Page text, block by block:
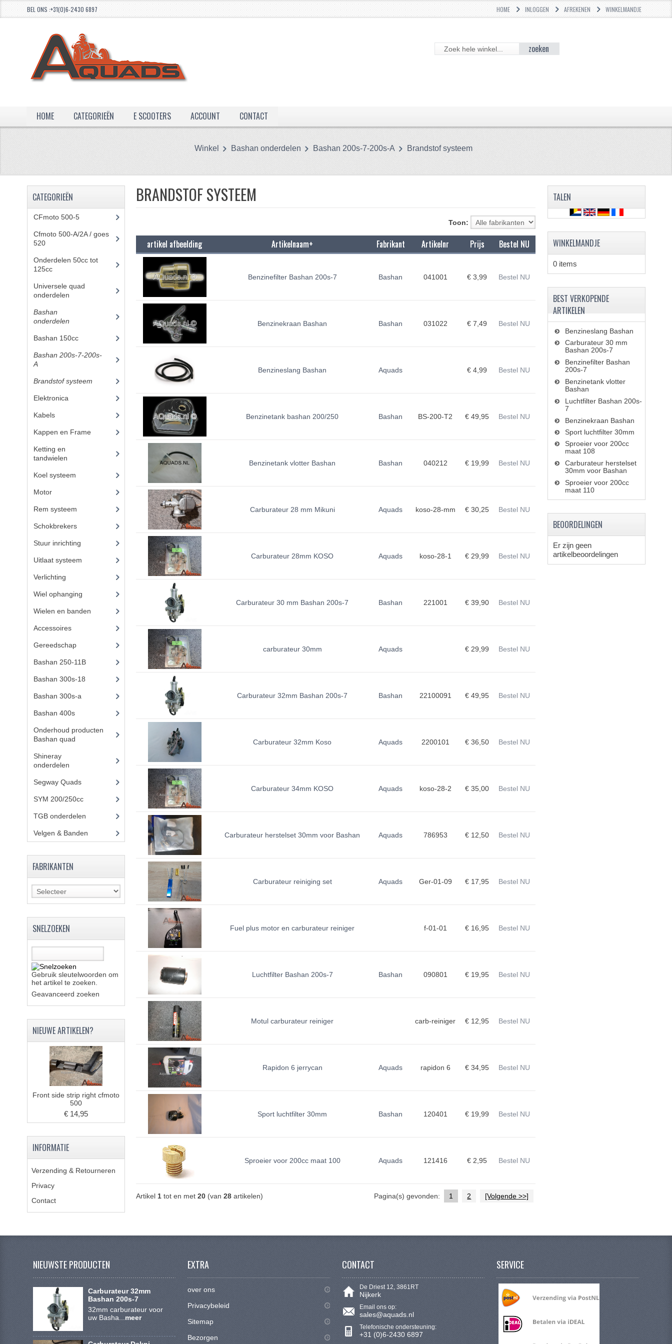
BEL ONS :+31(0)6-2430 6897 HOME INLOGGEN AFREKENEN WINKELMANDJE
zoeken
HOME CATEGORIEËN E SCOOTERS ACCOUNT CONTACT
Winkel Bashan onderdelen Bashan 200s-7-200s-A Brandstof systeem
BRANDSTOF SYSTEEM
Toon:
artikel afbeelding Artikelnaam+ Fabrikant Artikelnr Prijs Bestel NU
Benzinefilter Bashan 200s-7 Bashan 041001 € 3,99 Bestel NU
Benzinekraan Bashan Bashan 031022 € 7,49 Bestel NU
Benzineslang Bashan Aquads € 4,99 Bestel NU
Benzinetank bashan 200/250 Bashan BS-200-T2 € 49,95 Bestel NU
Benzinetank vlotter Bashan Bashan 040212 € 19,99 Bestel NU
Carburateur 28 mm Mikuni Aquads koso-28-mm € 30,25 Bestel NU
Carburateur 28mm KOSO Aquads koso-28-1 € 29,99 Bestel NU
Carburateur 30 mm Bashan 200s-7 Bashan 221001 € 39,90 Bestel NU
carburateur 30mm Aquads € 29,99 Bestel NU
Carburateur 32mm Bashan 200s-7 Bashan 22100091 € 49,95 Bestel NU
Carburateur 32mm Koso Aquads 2200101 € 36,50 Bestel NU
Carburateur 34mm KOSO Aquads koso-28-2 € 35,00 Bestel NU
Carburateur herstelset 30mm voor Bashan Aquads 786953 € 12,50 Bestel NU
Carburateur reiniging set Aquads Ger-01-09 € 17,95 Bestel NU
Fuel plus motor en carburateur reiniger f-01-01 € 16,95 Bestel NU
Luchtfilter Bashan 200s-7 Bashan 090801 € 19,95 Bestel NU
Motul carburateur reiniger carb-reiniger € 12,95 Bestel NU
Rapidon 6 jerrycan Aquads rapidon 6 € 34,95 Bestel NU
Sport luchtfilter 30mm Bashan 120401 € 19,99 Bestel NU
Sproeier voor 200cc maat 100 Aquads 121416 € 2,95 Bestel NU
Pagina(s) gevonden: 1 2 [Volgende >>]
Artikel 1tot en met 20(van 28artikelen)
CATEGORIEËN
CFmoto 500-5(5)
Cfmoto 500-A/2A / goes
520(347)
Onderdelen 50cc tot
125cc(49)
Universele quad
onderdelen
Bashan
onderdelen
Bashan 150cc(36)
Bashan 200s-7-200s-
A(481)
Brandstof systeem
Elektronica
Kabels(8)
Kappen en Frame
Ketting en
tandwielen
Koel systeem
Motor(98)
Rem systeem
Schokbrekers(14)
Stuur inrichting
Uitlaat systeem
Verlichting
Wiel ophanging
Wielen en banden
Accessoires(73)
Gereedschap(15)
Bashan 250-11B(385)
Bashan 300s-18
Bashan 300s-a
Bashan 400s(5)
Onderhoud producten
Bashan quad
Shineray
onderdelen
Segway Quads(6)
SYM 200/250cc(15)
TGB onderdelen
Velgen & Banden
FABRIKANTEN
SNELZOEKEN
Gebruik sleutelwoorden om
het artikel te zoeken.
Geavanceerd zoeken
NIEUWE ARTIKELEN?
Front side strip right cfmoto
500
€ 14,95
INFORMATIE
Verzending & Retourneren
Privacy
Contact
TALEN
WINKELMANDJE
0 items
BEST VERKOPENDE
ARTIKELEN
Benzineslang Bashan
Carburateur 30 mm
Bashan 200s-7
Benzinefilter Bashan
200s-7
Benzinetank vlotter
Bashan
Luchtfilter Bashan 200s-
7
Benzinekraan Bashan
Sport luchtfilter 30mm
Sproeier voor 200cc
maat 108
Carburateur herstelset
30mm voor Bashan
Sproeier voor 200cc
maat 110
BEOORDELINGEN
Er zijn geen
artikelbeoordelingen
NIEUWSTE PRODUCTEN
Carburateur 32mm
Bashan 200s-7
32mm carburateur voor
uw Basha... meer
EXTRA
over ons
Privacybeleid
Sitemap
Bezorgen
CONTACT
De Driest 12, 3861RT
Nijkerk
Email ons op:
sales@aquads.nl
Telefonische ondersteuning:
+31 (0)6-2430 6897
SERVICE